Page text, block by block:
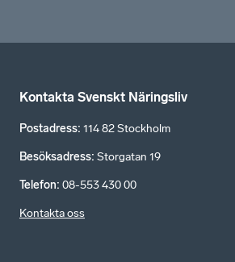
Kontakta Svenskt Näringsliv
Postadress: 114 82 Stockholm
Besöksadress: Storgatan 19
Telefon: 08-553 430 00
Kontakta oss